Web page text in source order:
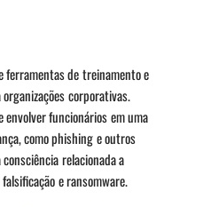
ferramentas de treinamento e
corporativas.
envolver funcionários em uma
como phishing e outros
relacionada a
e ransomware.